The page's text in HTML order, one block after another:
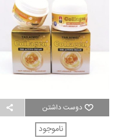
دوست داشتن
ناموجود